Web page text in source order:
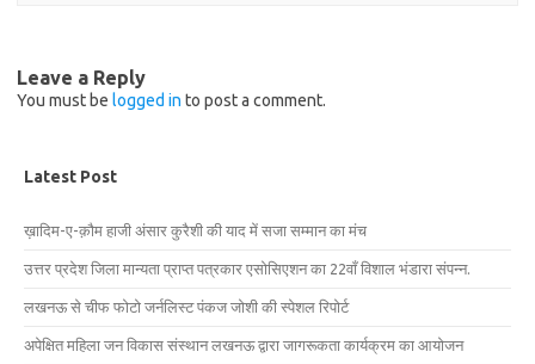
Leave a Reply
You must be logged in to post a comment.
Latest Post
ख़ादिम-ए-क़ौम हाजी अंसार कुरैशी की याद में सजा सम्मान का मंच
उत्तर प्रदेश जिला मान्यता प्राप्त पत्रकार एसोसिएशन का 22वाँ विशाल भंडारा संपन्न.
लखनऊ से चीफ फोटो जर्नलिस्ट पंकज जोशी की स्पेशल रिपोर्ट
अपेक्षित महिला जन विकास संस्थान लखनऊ द्वारा जागरूकता कार्यक्रम का आयोजन